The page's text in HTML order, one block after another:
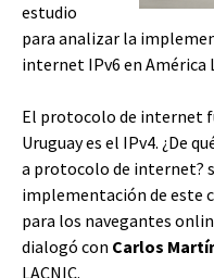
estudio
para analizar la
internet IPv6 en América
El protocolo de internet
Uruguay es el IPv4. ¿De
a protocolo de internet?
implementación de este
para los navegantes
dialogó con Carlos
LACNIC.